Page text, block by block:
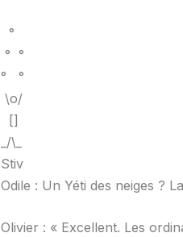
°
° °
° °
\o/
[]
_/\_
Stiv
Odile : Un Yéti des neiges ?
Olivier : « Excellent. Les